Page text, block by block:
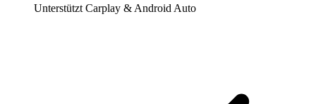
Unterstützt Carplay & Android Auto